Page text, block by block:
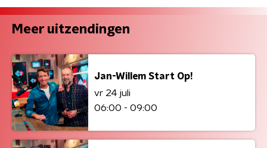
Meer uitzendingen
Jan-Willem Start Op!
vr 24 juli
06:00 - 09:00